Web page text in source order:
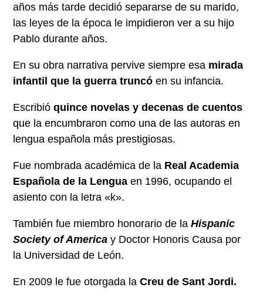
años más tarde decidió separarse de su marido,
las leyes de la época le impidieron ver a su hijo
Pablo durante años.
En su obra narrativa pervive siempre esa mirada
infantil que la guerra truncó en su infancia.
Escribióquince novelas y decenas de cuentos
que la encumbraron como una de las autoras en
lengua española más prestigiosas.
Fue nombrada académica de la Real Academia
Española de la Lengua en 1996, ocupando el
asiento con la letra «k».
También fue miembro honorario de la Hispanic
Society of America y Doctor Honoris Causa por
la Universidad de León.
En 2009 le fue otorgada laCreu de Sant Jordi.